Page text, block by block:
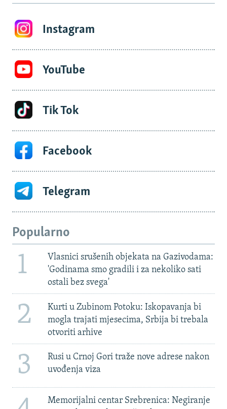
Instagram
YouTube
Tik Tok
Facebook
Telegram
Popularno
1
Vlasnici srušenih objekata na Gazivodama:
'Godinama smo gradili i za nekoliko sati
ostali bez svega'
2
Kurti u Zubinom Potoku: Iskopavanja bi
mogla trajati mjesecima, Srbija bi trebala
otvoriti arhive
3
Rusi u Crnoj Gori traže nove adrese nakon
uvođenja viza
Memorijalni centar Srebrenica: Negiranje